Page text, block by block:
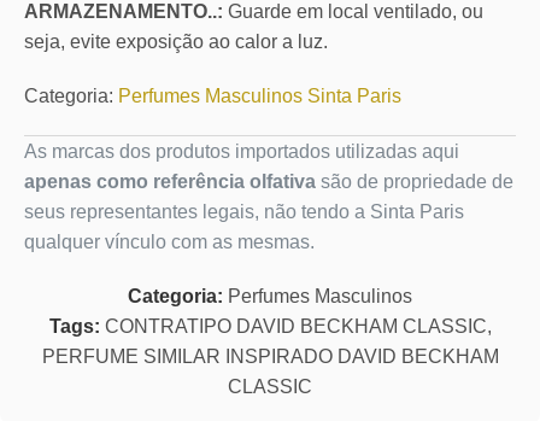
ARMAZENAMENTO..: Guarde em local ventilado, ou
seja, evite exposição ao calor a luz.
Categoria: Perfumes Masculinos Sinta Paris
As marcas dos produtos importados utilizadas aqui
apenas como referência olfativa são de propriedade de
seus representantes legais, não tendo a Sinta Paris
qualquer vínculo com as mesmas.
Categoria: Perfumes Masculinos
Tags: CONTRATIPO DAVID BECKHAM CLASSIC,
PERFUME SIMILAR INSPIRADO DAVID BECKHAM
CLASSIC